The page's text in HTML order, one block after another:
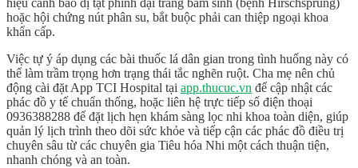
hiệu cảnh báo dị tậtphình đại tràng bẩm sinh (bệnh Hirschsprung)
hoặc hội chứng nút phân su, bắt buộc phải can thiệp ngoại khoa
khẩn cấp.
Việc tự ý áp dụng các bài thuốc lá dân gian trong tình huống này có
thể làm trầm trọng hơn trạng thái tắc nghẽn ruột. Cha mẹ nên chủ
động cài đặtApp TCI Hospital tại app.thucuc.vn để cập nhật các
phác đồ y tế chuẩn thống, hoặc liên hệ trực tiếp số điện thoại
0936388288 để đặt lịch hẹn khám sàng lọc nhi khoa toàn diện, giúp
quản lý lịch trình theo dõi sức khỏe và tiếp cận các phác đồ điều trị
chuyên sâu từ các chuyên gia Tiêu hóa Nhi một cách thuận tiện,
nhanh chóng và an toàn.